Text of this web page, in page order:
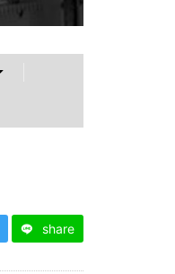
share